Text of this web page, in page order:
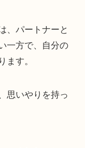
、パートナーと
一方で、自分の
ます。
思いやりを持っ